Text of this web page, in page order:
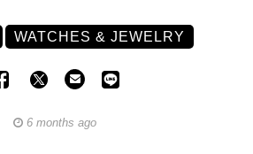
WATCHES & JEWELRY
6 months ago